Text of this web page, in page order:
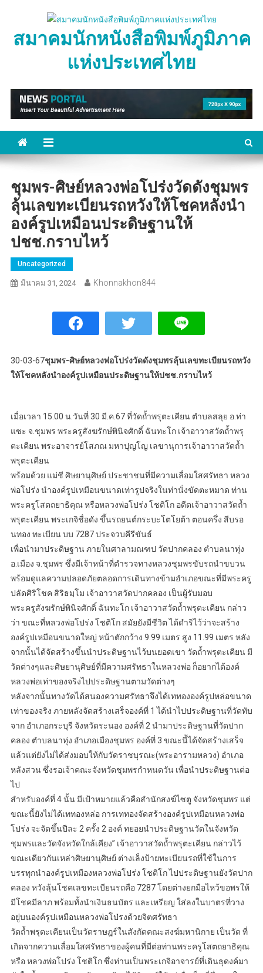
contentสมาคมนักหนังสือพิมพ์ภูมิภาค
แห่งประเทศไทย
ชุมพร-ศิษย์หลวงพ่อโปร่งวัดดังชุมพร
ลุ้นเลขทะเบียนรถหวังให้โชคหลังนำ
องค์รูปเหมือนประดิษฐานให้
ปชช.กราบไหว้
Uncategorized
มีนาคม 31, 2024 Khonnakhon844
30-03-67ชุมพร-ศิษย์หลวงพ่อโปร่งวัดดังชุมพรลุ้นเลขทะเบียนรถหวัง
ให้โชคหลังนำองค์รูปเหมือนประดิษฐานให้ปชช.กราบไหว้
เมื่อเวลา 15.00 น.วันที่ 30 มี.ค.67 ที่วัดถ้ำพรุตะเคียน ตำบลสลุย อ.ท่า
แซะ จ.ชุมพร พระครูสังฆรักษ์พินิจศักดิ์ ฉันทะโก เจ้าอาวาสวัดถ้ำพรุ
ตะเคียน พระอาจารย์โสภณ มหาปุญโญ เลขานุการเจ้าอาวาสวัดถ้ำ
พรุตะเคียน
พร้อมด้วย แม่ชี ศิษยานุศิษย์ ประชาชนที่มีความเลื่อมใสศรัทธา หลวง
พ่อโปร่ง นำองค์รูปเหมือนขนาดเท่ารูปจริงในท่านั่งขัดตะหมาด ท่าน
พระครูโสตถยาธิคุณ หรือหลวงพ่อโปร่ง โชติโก อดีตเจ้าอาวาสวัดถ้ำ
พรุตะเคียน พระเกจิชื่อดัง ขึ้นรถยนต์กระบะโตโยต้า ตอนครึ่ง สีบรอ
นทอง ทะเบียน บบ 7287 ประจวบคีรีขันธ์
เพื่อนำมาประดิษฐาน ภายในศาลามณฑป วัดปากคลอง ตำบลนาทุ่ง
อ.เมือง จ.ชุมพร ซึ่งมีเจ้าหน้าที่ตำรวจทางหลวงชุมพรขับรถนำขบวน
พร้อมดูแลความปลอดภัยตลอดการเดินทางข้ามอำเภอขณะที่มีพระครู
ปลัดศิริโชค สิริธมฺโม เจ้าอาวาสวัดปากคลอง เป็นผู้รับมอบ
พระครูสังฆรักษ์พินิจศักดิ์ ฉันทะโก เจ้าอาวาสวัดถ้ำพรุตะเคียน กล่าว
ว่า ขณะที่หลวงพ่อโปร่ง โชติโก สมัยยังมีชีวิต ได้ดำริไว้ว่าจะสร้าง
องค์รูปเหมือนขนาดใหญ่ หน้าตักกว้าง 9.99 เมตร สูง 11.99 เมตร หลัง
จากนั้นได้จัดสร้างขึ้นนำประดิษฐานไว้บนยอดเขา วัดถ้ำพรุตะเคียน มี
วัดต่างๆและศิษยานุศิษย์ที่มีความศรัทธาในหลวงพ่อ ก็อยากได้องค์
หลวงพ่อเท่าของจริงไปประดิษฐานตามวัดต่างๆ
หลังจากนั้นทางวัดได้สนองความศรัทธาจึงได้เททององค์รูปหล่อขนาด
เท่าของจริง ภายหลังจัดสร้างเสร็จองค์ที่ 1 ได้นำไปประดิษฐานที่วัดทับ
จาก อำเภอกระบุรี จังหวัดระนอง องค์ที่ 2 นำมาประดิษฐานที่วัดปาก
คลอง ตำบลนาทุ่ง อำเภอเมืองชุมพร องค์ที่ 3 ขณะนี้ได้จัดสร้างเสร็จ
แล้วแต่ยังไม่ได้ส่งมอบให้กับวัดราชบุรณะ(พระอารามหลวง) อำเภอ
หลังสวน ซึ่งรอเจ้าคณะจังหวัดชุมพรกำหนดวัน เพื่อนำประดิษฐานต่อ
ไป
สำหรับองค์ที่ 4 นั้น มีเป้าหมายแล้วคือสำนักสงฆ์ไซตู จังหวัดชุมพร แต่
ขณะนี้ยังไม่ได้เททองหล่อ การเททองจัดสร้างองค์รูปเหมือนหลวงพ่อ
โปร่ง จะจัดขึ้นปีละ 2 ครั้ง 2 องค์ ทยอยนำประดิษฐานวัดในจังหวัด
ชุมพรและวัดจังหวัดใกล้เคียง” เจ้าอาวาสวัดถ้ำพรุตะเคียน กล่าวไว้
ขณะเดียวกันเหล่าศิษยานุศิษย์ ต่างเล็งป้ายทะเบียนรถที่ใช้ในการ
บรรทุกนำองค์รูปเหมืองหลวงพ่อโปร่ง โชติโก ไปประดิษฐานยังวัดปาก
คลอง หวังลุ้นโชคเลขทะเบียนรถคือ 7287 โดยต่างยกมือไหว้ขอพรให้
มีโชคมีลาภ พร้อมทั้งนำเงินธนบัตร และเหรียญ ใส่ลงในบาตรที่วาง
อยู่บนองค์รูปเหมือนหลวงพ่อโป่รงด้วยจิตศรัทธา
วัดถ้ำพรุตะเคียนเป็นวัดราษฎร์ในสังกัดคณะสงฆ์มหานิกาย เป็นวัด ที่
เกิดจากความเลื่อมใสศรัทธาของผู้คนที่มีต่อท่านพระครูโสตถยาธิคุณ
หรือ หลวงพ่อโปร่ง โชติโก ซึ่งท่านเป็นพระเกจิอาจารย์ที่เดินธุดงค์มา